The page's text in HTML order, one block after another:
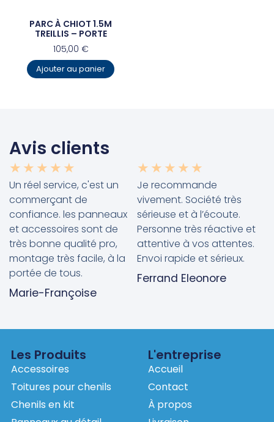
PARC À CHIOT 1.5M
TREILLIS – PORTE
105,00 €
Ajouter au panier
Avis clients
★ ★ ★ ★ ★
Un réel service, c'est un
commerçant de
confiance. les panneaux
et accessoires sont de
très bonne qualité pro,
montage très facile, à la
portée de tous.
Marie-Françoise
★ ★ ★ ★ ★
Je recommande
vivement. Société très
sérieuse et à l’écoute.
Personne très réactive et
attentive à vos attentes.
Envoi rapide et sérieux.
Ferrand Eleonore
Les Produits
Accessoires
Toitures pour chenils
Chenils en kit
L'entreprise
Accueil
Contact
À propos